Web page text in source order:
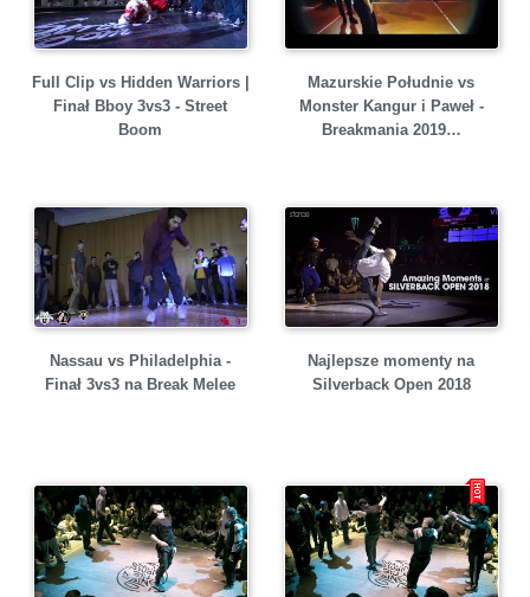
Full Clip vs Hidden Warriors |
Finał Bboy 3vs3 - Street
Boom
Mazurskie Południe vs
Monster Kangur i Paweł -
Breakmania 2019…
Nassau vs Philadelphia -
Finał 3vs3 na Break Melee
Najlepsze momenty na
Silverback Open 2018